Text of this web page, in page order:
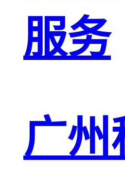
服务
广州